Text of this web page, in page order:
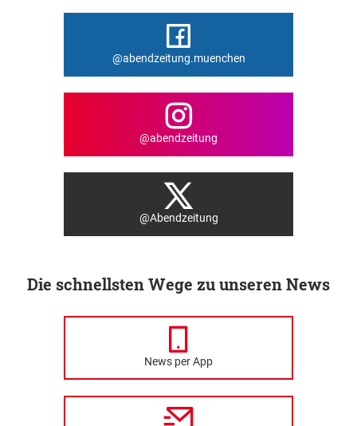
@abendzeitung.muenchen
@abendzeitung
@Abendzeitung
Die schnellsten Wege zu unseren News
News per App